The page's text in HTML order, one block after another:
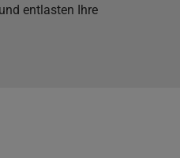
entlasten Ihre